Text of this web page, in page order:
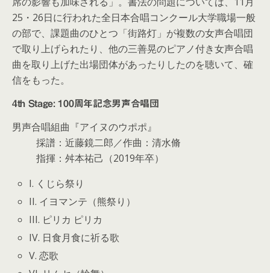
25・26日に行われた全日本合唱コンクール大学職場一般
の部で、課題曲のひとつ「街路灯」が複数の女声合唱団
で取り上げられたり、他の三善晃のピアノ付き女声合唱
曲を取り上げた出場団体があったりしたのを聴いて、確
信をもった。
4th Stage: 100周年記念男声合唱団
男声合唱組曲『アイヌのウポポ』
採譜：近藤鏡二郎／作曲：清水脩
指揮：舛本祐己（2019年卒）
I. くじら祭り
II. イヨマンテ（熊祭り）
III. ピリカ ピリカ
IV. 日食月食に祈る歌
V. 恋歌